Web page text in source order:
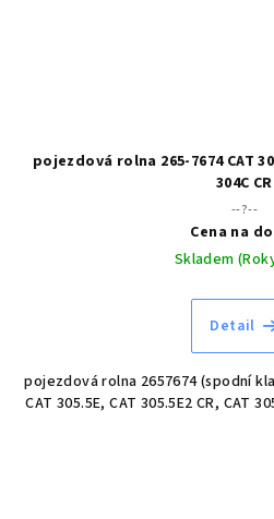
pojezdová rolna 265-7674 CAT
304C CR
--?--
Cena na
Skladem
Detail
pojezdová rolna 2657674 (spodní
CAT 305.5E, CAT 305.5E2 CR, CAT